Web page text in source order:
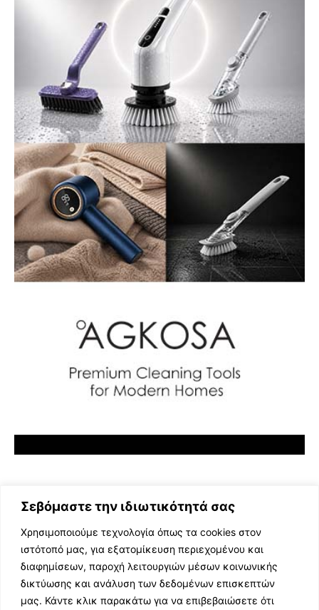
Σεβόμαστε την ιδιωτικότητά σας
Χρησιμοποιούμε τεχνολογία όπως τα cookies στον
ιστότοπό μας, για εξατομίκευση περιεχομένου και
διαφημίσεων, παροχή λειτουργιών μέσων κοινωνικής
δικτύωσης και ανάλυση των δεδομένων επισκεπτών
μας. Κάντε κλικ παρακάτω για να επιβεβαιώσετε ότι
ΕΛΛΗΝΙΚΗ ΜΟΥΣΙΚΗ
TV SHOWS